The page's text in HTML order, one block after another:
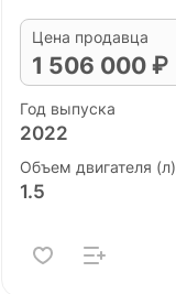
Цена продавца
1 506 000 ₽
Год выпуска
2022
Объем двигателя (л)
1.5